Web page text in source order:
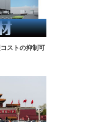
ストの抑制可